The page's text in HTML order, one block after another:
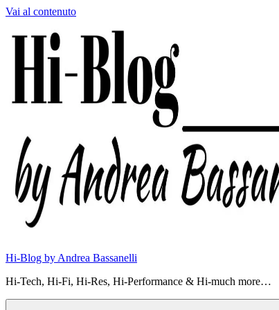
Vai al contenuto
Hi-Blog by Andrea Bassanelli
Hi-Tech, Hi-Fi, Hi-Res, Hi-Performance & Hi-much more…